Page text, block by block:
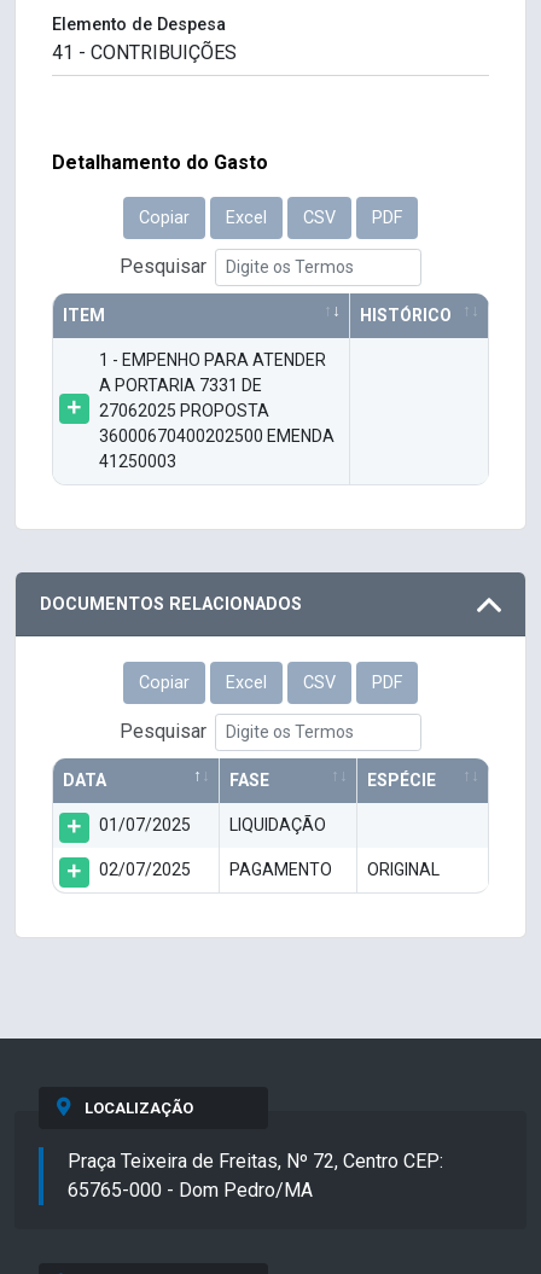
Elemento de Despesa
Detalhamento do Gasto
Copiar Excel CSV PDF
Pesquisar
ITEM HISTÓRICO
1 - EMPENHO PARA ATENDER
A PORTARIA 7331 DE
27062025 PROPOSTA
36000670400202500 EMENDA
41250003
DOCUMENTOS RELACIONADOS
Copiar Excel CSV PDF
Pesquisar
DATA FASE ESPÉCIE
01/07/2025 LIQUIDAÇÃO
02/07/2025 PAGAMENTO ORIGINAL
LOCALIZAÇÃO
Praça Teixeira de Freitas, Nº 72, Centro CEP:
65765-000 - Dom Pedro/MA